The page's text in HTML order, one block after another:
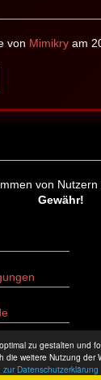
zu gestalten und
die weitere Nutzung der
zur Datenschutzerklärung
von Mimikry am
von
Gewähr!